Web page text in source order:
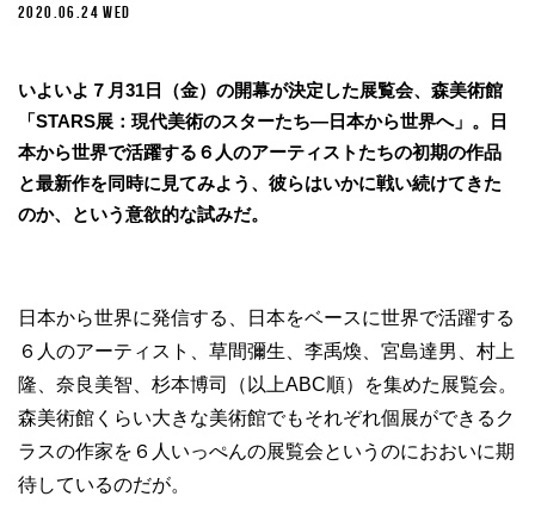
2020.06.24 WED
いよいよ７月31日（金）の開幕が決定した展覧会、森美術館
「STARS展：現代美術のスターたち―日本から世界へ」。日
本から世界で活躍する６人のアーティストたちの初期の作品
と最新作を同時に見てみよう、彼らはいかに戦い続けてきた
のか、という意欲的な試みだ。
日本から世界に発信する、日本をベースに世界で活躍する
６人のアーティスト、草間彌生、李禹煥、宮島達男、村上
隆、奈良美智、杉本博司（以上ABC順）を集めた展覧会。
森美術館くらい大きな美術館でもそれぞれ個展ができるク
ラスの作家を６人いっぺんの展覧会というのにおおいに期
待しているのだが。